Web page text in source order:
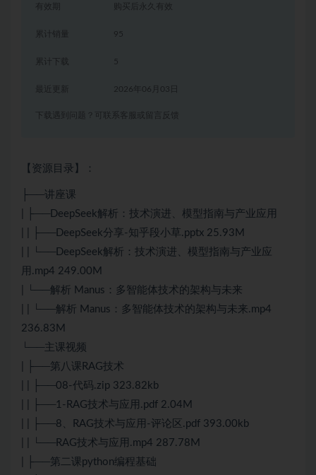
有效期 购买后永久有效
累计销量 95
累计下载 5
2026年06月03日
下载遇到问题？可联系客服或留言反馈
【资源目录】：
├──讲座课
| ├──DeepSeek解析：技术演进、模型指南与产业应用
| | ├──DeepSeek分享-知乎段小草.pptx 25.93M
| | └──DeepSeek解析：技术演进、模型指南与产业应
用.mp4 249.00M
| └──解析 Manus：多智能体技术的架构与未来
| | └──解析 Manus：多智能体技术的架构与未来.mp4
236.83M
└──主课视频
| ├──第八课RAG技术
| | ├──08-代码.zip 323.82kb
| | ├──1-RAG技术与应用.pdf 2.04M
| | ├──8、RAG技术与应用-评论区.pdf 393.00kb
| | └──RAG技术与应用.mp4 287.78M
| ├──第二课python编程基础